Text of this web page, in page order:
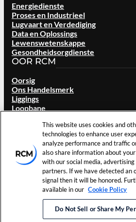
Energiedienste
Proses en Industrieel
Lugvaart en Verdediging
Data en Oplossings
Lewenswetenskappe
Gesondheidsorgdienste
OOR RCM
Oorsig
Ons Handelsmerk
Liggings
Loopbane
Nuus en gebeure
Hulpbronne
Kontak Ons
RCM
Technologies, Inc. Alle
regte voorbehou.
This website uses cookies and
technologies to enhance user
analyze performance and traffic
also share information about
with our social media, advertising
partners. If we have detected an
signal then it will be honored.
available in our Cookie Policy
Do Not Sell or Share My